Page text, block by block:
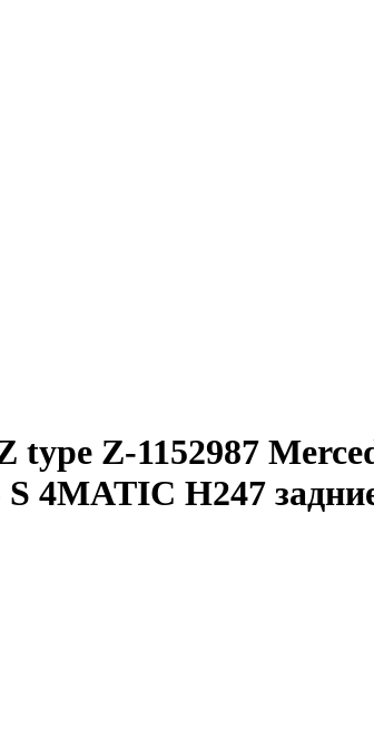
Z-1152987
4MATIC H247